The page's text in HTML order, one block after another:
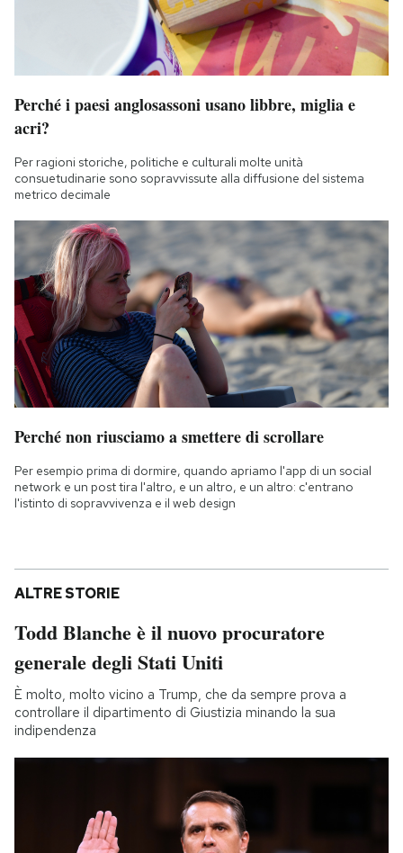
Perché i paesi anglosassoni usano libbre, miglia e
acri?
Per ragioni storiche, politiche e culturali molte unità
consuetudinarie sono sopravvissute alla diffusione del sistema
metrico decimale
Perché non riusciamo a smettere di scrollare
Per esempio prima di dormire, quando apriamo l'app di un social
network e un post tira l'altro, e un altro, e un altro: c'entrano
l'istinto di sopravvivenza e il web design
ALTRE STORIE
Todd Blanche è il nuovo procuratore
generale degli Stati Uniti
È molto, molto vicino a Trump, che da sempre prova a
controllare il dipartimento di Giustizia minando la sua
indipendenza